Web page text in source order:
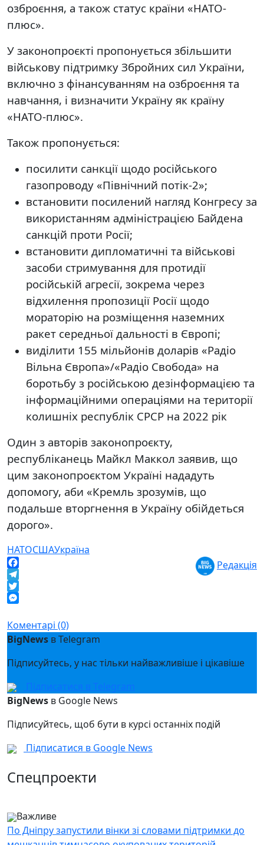
озброєння, а також статус країни «НАТО-
плюс».
У законопроєкті пропонується збільшити
військову підтримку Збройних сил України,
включно з фінансуванням на озброєння та
навчання, і визначити Україну як країну
«НАТО-плюс».
Також пропонується:
посилити санкції щодо російського
газопроводу «Північний потік-2»;
встановити посилений нагляд Конгресу за
використанням адміністрацією Байдена
санкцій проти Росії;
встановити дипломатичні та військові
засоби стримування для протидії
російській агресії, зокрема через
відхилення пропозиції Росії щодо
мораторію на розміщення наземних
ракет середньої дальності в Європі;
виділити 155 мільйонів доларів «Радіо
Вільна Європа»/«Радіо Свобода» на
боротьбу з російською дезінформацією та
інформаційними операціями на території
колишніх республік СРСР на 2022 рік
Один з авторів законопроєкту,
республіканець Майкл Маккол заявив, що
цим законопроєктом Україні нададуть
допомогу, аби «Кремль зрозумів, що
подальше вторгнення в Україну обійдеться
дорого».
НАТОСШАУкраїна
Facebook
Telegram
Twitter
Редакція
Коментарі (0)
BigNews в Telegram
Підписуйтесь, у нас тільки найважливіше і цікавіше
Підписатися в Telegram
BigNews в Google News
Підписуйтесь, щоб бути в курсі останніх подій
Підписатися в Google News
Спецпроекти
Важливе
По Дніпру запустили вінки зі словами підтримки до